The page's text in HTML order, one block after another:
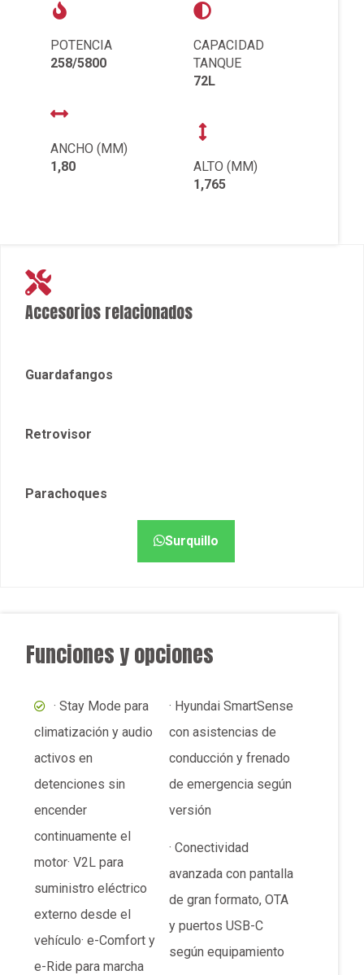
POTENCIA
258/5800
ANCHO (MM)
1,80
CAPACIDAD
TANQUE
72L
ALTO (MM)
1,765
Accesorios relacionados
Guardafangos
Retrovisor
Parachoques
Surquillo
Funciones y opciones
· Stay Mode para
climatización y audio
activos en
detenciones sin
encender
continuamente el
motor· V2L para
suministro eléctrico
externo desde el
vehículo· e-Comfort y
e-Ride para marcha
· Hyundai SmartSense
con asistencias de
conducción y frenado
de emergencia según
versión
· Conectividad
avanzada con pantalla
de gran formato, OTA
y puertos USB-C
según equipamiento